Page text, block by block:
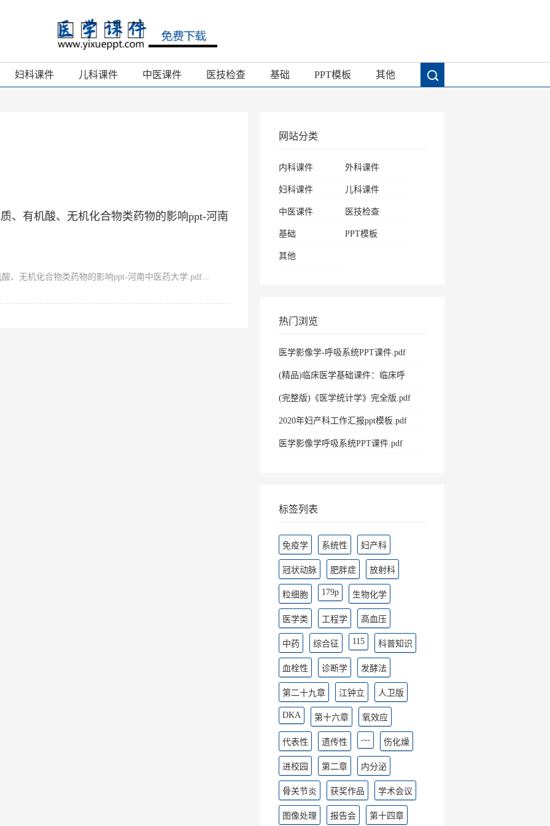
妇科课件 儿科课件 中医课件 医技检查 基础 PPT模板 其他
、有机酸、无机化合物类药物的影响ppt-河南
、无机化合物类药物的影响ppt-河南中医药大学.pdf...
网站分类
内科课件 外科课件
妇科课件 儿科课件
中医课件 医技检查
基础 PPT模板
其他
热门浏览
医学影像学-呼吸系统PPT课件.pdf
(精品)临床医学基础课件：临床呼
(完整版)《医学统计学》完全版.pdf
2020年妇产科工作汇报ppt模板.pdf
医学影像学呼吸系统PPT课件.pdf
标签列表
免疫学 系统性 妇产科
冠状动脉 肥胖症 放射科
粒细胞 179p 生物化学
医学类 工程学 高血压
中药 综合征 115 科普知识
血栓性 诊断学 发酵法
第二十九章 江钟立 人卫版
DKA 第十六章 氧效应
代表性 遗传性 --- 伤化燥
进校园 第二章 内分泌
骨关节炎 获奖作品 学术会议
图像处理 报告会 第十四章